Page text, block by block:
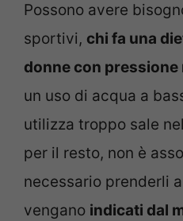
Possono avere
sportivi, chi fa una
donne con pressione
un uso di acqua a
utilizza troppo sale
per il resto, non è
necessario prenderli
vengano indicati dal